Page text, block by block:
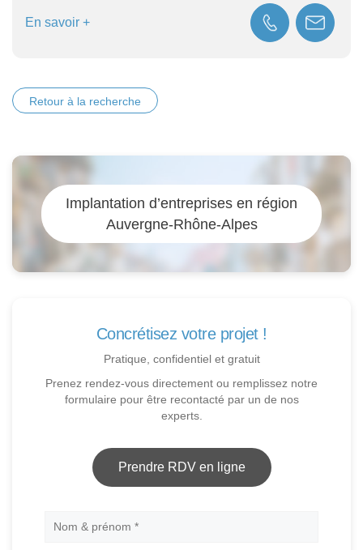
En savoir +
Retour à la recherche
Implantation d’entreprises en région
Auvergne-Rhône-Alpes
Concrétisez votre projet !
Pratique, confidentiel et gratuit
Prenez rendez-vous directement ou remplissez notre
formulaire pour être recontacté par un de nos
experts.
Prendre RDV en ligne